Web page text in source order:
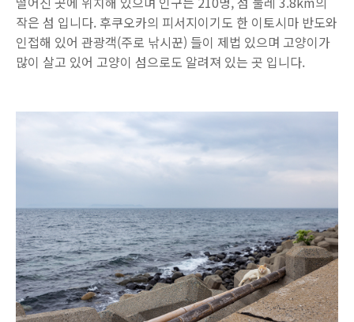
작은 섬 입니다. 후쿠오카의 피서지이기도 한 이토시마 반도와
인접해 있어 관광객(주로 낚시꾼) 들이 제법 있으며 고양이가
많이 살고 있어 고양이 섬으로도 알려져 있는 곳 입니다.